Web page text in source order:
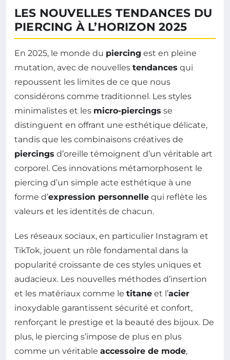
LES NOUVELLES TENDANCES DU
PIERCING À L’HORIZON 2025
En 2025, le monde du piercing est en pleine
mutation, avec de nouvelles tendances qui
repoussent les limites de ce que nous
considérons comme traditionnel. Les styles
minimalistes et les micro-piercings se
distinguent en offrant une esthétique délicate,
tandis que les combinaisons créatives de
piercings d’oreille témoignent d’un véritable art
corporel. Ces innovations métamorphosent le
piercing d’un simple acte esthétique à une
forme d’expression personnelle qui reflète les
valeurs et les identités de chacun.
Les réseaux sociaux, en particulier Instagram et
TikTok, jouent un rôle fondamental dans la
popularité croissante de ces styles uniques et
audacieux. Les nouvelles méthodes d’insertion
et les matériaux comme le titane et l’acier
inoxydable garantissent sécurité et confort,
renforçant le prestige et la beauté des bijoux. De
plus, le piercing s’impose de plus en plus
comme un véritable accessoire de mode,